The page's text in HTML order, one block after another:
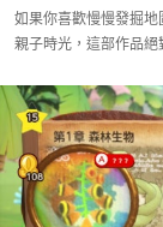
如果你喜歡慢慢發掘
親子時光，這部作品絕